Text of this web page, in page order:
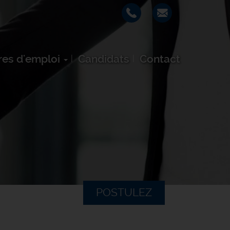
d'emploi Candidats Contact
POSTULEZ